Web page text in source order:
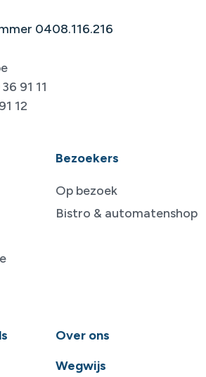
0408.116.216
91 11
12
Bezoekers
Op bezoek
Bistro & automatenshop
Over ons
Wegwijs